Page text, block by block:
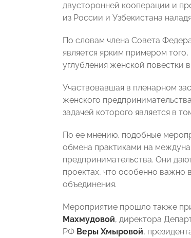
двусторонней кооперации и
из России и Узбекистана
По словам члена Совета
является ярким примером
углубления женской повестки
Участвовавшая в пленарном
женского предпринимательства
задачей которого является в
По ее мнению, подобные
обмена практиками на
предпринимательства. Они
проектах, что особенно важно
объединения.
Мероприятие прошло также
Махмудовой, директора
РФ Веры Хмыровой,